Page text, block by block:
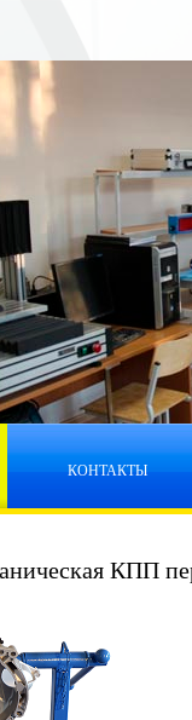
КОНТАКТЫ
КПП